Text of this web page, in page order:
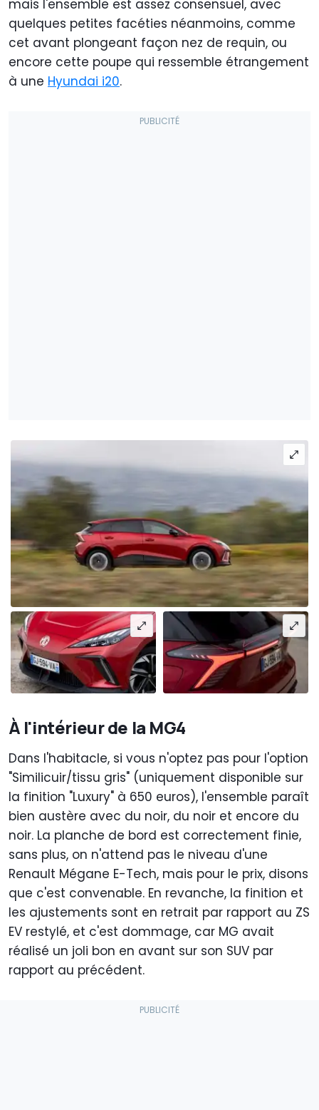
mais l'ensemble est assez consensuel, avec
quelques petites facéties néanmoins, comme
cet avant plongeant façon nez de requin, ou
encore cette poupe qui ressemble étrangement
à une Hyundai i20.
À l'intérieur de la MG4
Dans l'habitacle, si vous n'optez pas pour l'option
"Similicuir/tissu gris" (uniquement disponible sur
la finition "Luxury" à 650 euros), l'ensemble paraît
bien austère avec du noir, du noir et encore du
noir. La planche de bord est correctement finie,
sans plus, on n'attend pas le niveau d'une
Renault Mégane E-Tech, mais pour le prix, disons
que c'est convenable. En revanche, la finition et
les ajustements sont en retrait par rapport au ZS
EV restylé, et c'est dommage, car MG avait
réalisé un joli bon en avant sur son SUV par
rapport au précédent.